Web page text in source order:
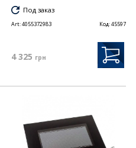
Под заказ
Art:4055372983 Код:45597
4 325 грн